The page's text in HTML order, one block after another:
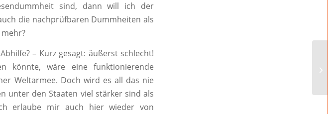
sind, dann will ich der
die nachprüfbaren Dummheiten als
– Kurz gesagt: äußerst schlecht!
könnte, wäre eine funktionierende
Weltarmee. Doch wird es all das nie
unter den Staaten viel stärker sind als
erlaube mir auch hier wieder von